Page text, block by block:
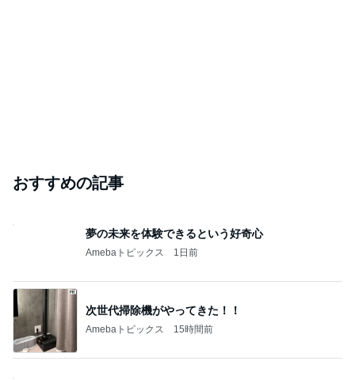
おすすめの記事
夢の未来を体験できるという好奇心
Amebaトピックス 1日前
次世代掃除機がやってきた！！
Amebaトピックス 15時間前